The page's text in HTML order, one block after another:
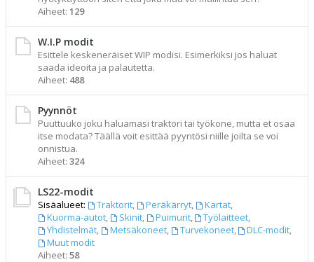
Aiheet: 129
W.I.P modit
Esittele keskeneräiset WIP modisi. Esimerkiksi jos haluat
saada ideoita ja palautetta.
Aiheet: 488
Pyynnöt
Puuttuuko joku haluamasi traktori tai työkone, mutta et osaa
itse modata? Täällä voit esittää pyyntösi niille joilta se voi
onnistua.
Aiheet: 324
LS22-modit
Sisäalueet: Traktorit, Peräkärryt, Kartat,
Kuorma-autot, Skinit, Puimurit, Työlaitteet,
Yhdistelmät, Metsäkoneet, Turvekoneet, DLC-modit,
Muut modit
Aiheet: 58